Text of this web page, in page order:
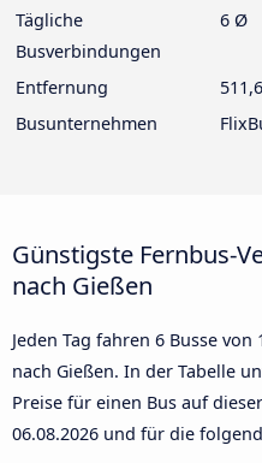
Tägliche
Busverbindungen
6 Ø
Entfernung
Busunternehmen
Günstigste Fernbus-
nach Gießen
Jeden Tag fahren 6 Busse
nach Gießen. In der Tabelle
Preise für einen Bus auf
06.08.2026 und für die